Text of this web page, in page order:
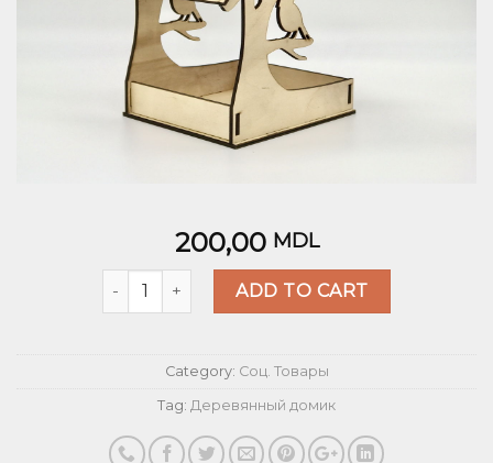
200,00 MDL
Quantity ADD TO CART
Category: Соц. Товары
Tag: Деревянный домик